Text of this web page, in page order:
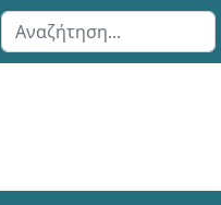
Αναζήτηση...